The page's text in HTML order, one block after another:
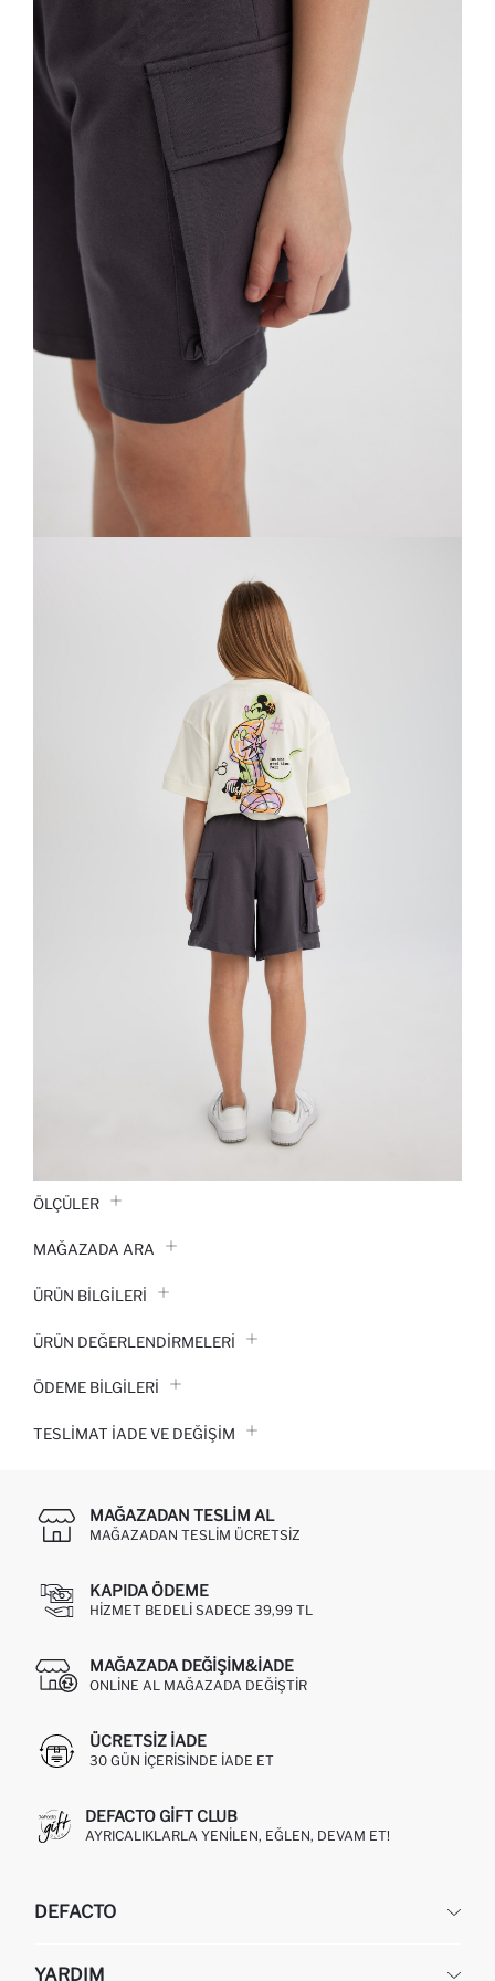
ÖLÇÜLER
MAĞAZADA ARA
ÜRÜN BILGILERI
ÜRÜN DEĞERLENDİRMELERİ
ÖDEME BİLGİLERİ
TESLIMAT İADE VE DEĞIŞIM
MAĞAZADAN TESLIM AL
MAĞAZADAN TESLIM ÜCRETSIZ
KAPIDA ÖDEME
HIZMET BEDELI SADECE 39,99 TL
MAĞAZADA DEĞIŞIM&İADE
ONLINE AL MAĞAZADA DEĞIŞTIR
ÜCRETSIZ IADE
30 GÜN IÇERISINDE IADE ET
DEFACTO GIFT CLUB
AYRICALIKLARLA YENILEN, EĞLEN, DEVAM ET!
DEFACTO
YARDIM